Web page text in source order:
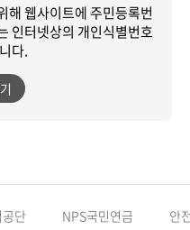
해 웹사이트에 주민등록번
인터넷상의 개인식별번호
다.
단 NPS국민연금 안